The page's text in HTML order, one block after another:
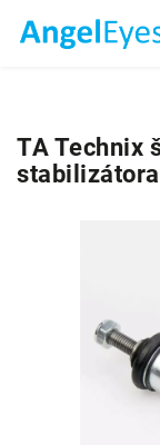
TA Technix
stabilizátora